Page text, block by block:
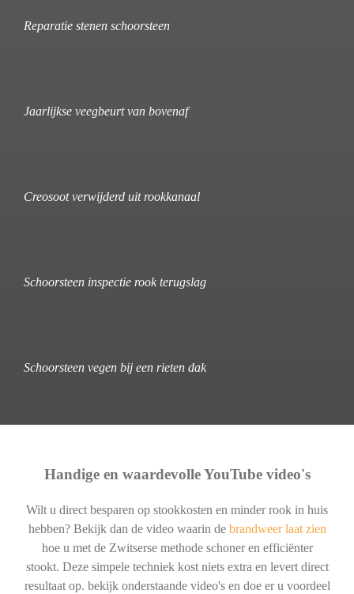
Reparatie stenen schoorsteen
Jaarlijkse veegbeurt van bovenaf
Creosoot verwijderd uit rookkanaal
Schoorsteen inspectie rook terugslag
Schoorsteen vegen bij een rieten dak
Handige en waardevolle YouTube video's
Wilt u direct besparen op stookkosten en minder rook in huis
hebben? Bekijk dan de video waarin de brandweer laat zien
hoe u met de Zwitserse methode schoner en efficiënter
stookt. Deze simpele techniek kost niets extra en levert direct
resultaat op. bekijk onderstaande video's en doe er u voordeel